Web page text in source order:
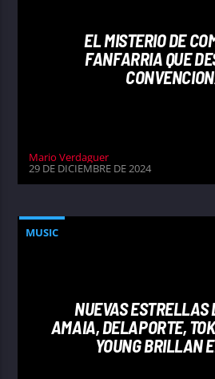
EL MISTERIO DE
FANFARRIA QUE
Mario Verdaguer
29 DE DICIEMBRE DE 2024
MUSIC
NUEVAS ESTRELLAS
AMAIA, DELAPORTE,
YOUNG BRILLAN